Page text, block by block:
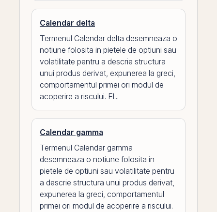
Calendar delta
Termenul Calendar delta desemneaza o
notiune folosita in pietele de optiuni sau
volatilitate pentru a descrie structura
unui produs derivat, expunerea la greci,
comportamentul primei ori modul de
acoperire a riscului. El...
Calendar gamma
Termenul Calendar gamma
desemneaza o notiune folosita in
pietele de optiuni sau volatilitate pentru
a descrie structura unui produs derivat,
expunerea la greci, comportamentul
primei ori modul de acoperire a riscului.